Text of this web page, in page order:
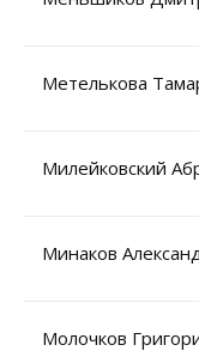
Метелькова
Милейковский
Минаков
Молочков